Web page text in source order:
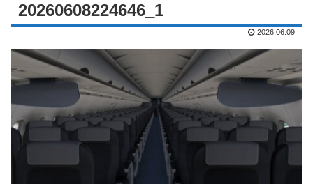
20260608224646_1
2026.06.09